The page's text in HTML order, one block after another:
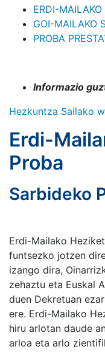
ERDI-MAILAKO
GOI-MAILAKO
PROBA
Informazio
Hezkuntza Sailako
Erdi-
Proba
Sarbideko
Erdi-Mailako
funtsezko jotzen
izango dira,
zehaztu eta Euskal
duen Dekretuan
ere. Erdi-Mailako
hiru arlotan daude
arloa eta arlo